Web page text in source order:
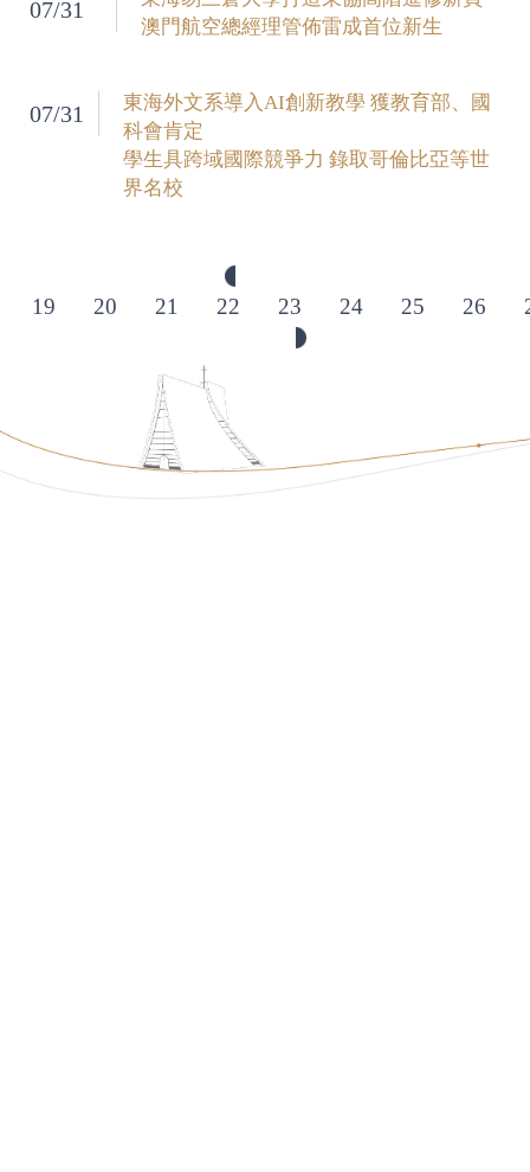
07/31
澳門航空總經理管佈雷成首位新生
07/31
東海外文系導入AI創新教學 獲教育部、國
科會肯定
學生具跨域國際競爭力 錄取哥倫比亞等世
界名校
19 20 21 22 23 24 25 26